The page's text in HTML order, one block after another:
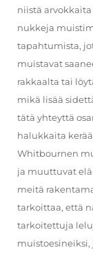
niistä
nukkeja
tapahtumista,
muistavat
rakkaalta tai
mikä lisää
tätä yhteyttä
halukkaita
Whitbournen
ja muuttuvat
meitä
tarkoittaa, että
tarkoitettuja